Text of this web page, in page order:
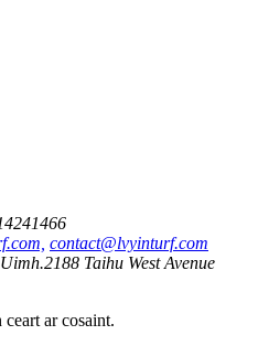
contact@lvyinturf.com
Taihu West Avenue
ar cosaint.